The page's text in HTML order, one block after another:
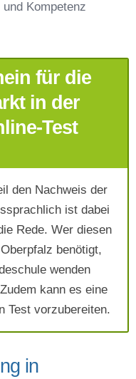
akzeptiere ich die
Kompetenz
für die
in der
Test
den Nachweis der
ist dabei
Rede. Wer diesen
benötigt,
wenden
kann es eine
Test vorzubereiten.
in